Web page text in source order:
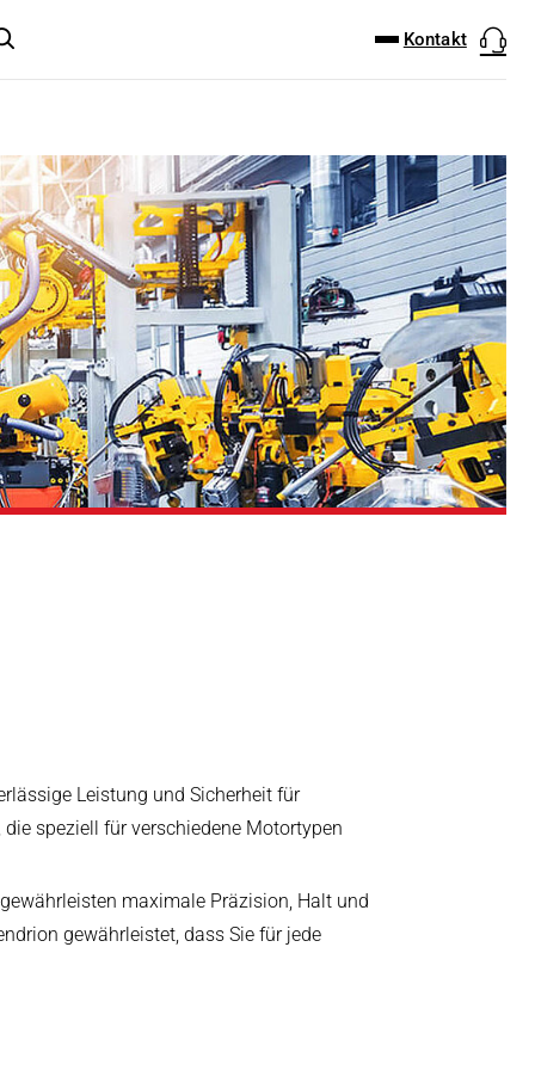
Kontakt
Leistung und Sicherheit für
speziell für verschiedene Motortypen
maximale Präzision, Halt und
gewährleistet, dass Sie für jede